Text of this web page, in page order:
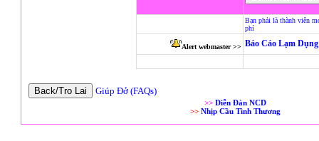
Bạn phải là thành viên
phí
Alert webmaster >> Báo Cáo Lạm
Giúp Đở (FAQs)
>> Diễn Đàn NCD
>> Nhịp Cầu Tình Thương